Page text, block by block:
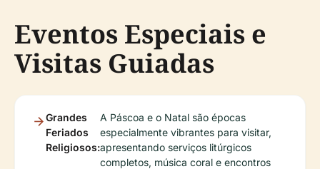
Eventos Especiais e
Visitas Guiadas
Grandes
Feriados
Religiosos:
A Páscoa e o Natal são épocas
especialmente vibrantes para visitar,
apresentando serviços litúrgicos
completos, música coral e encontros